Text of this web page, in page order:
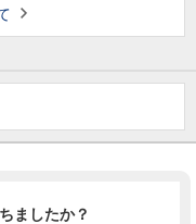
ましたか？